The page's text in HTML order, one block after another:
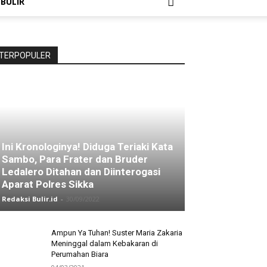
Ini Kronologinya! Diduga Teriaki Kata
Sambo, Para Frater dan Bruder
Ledalero Ditahan dan Diinterogasi
Aparat Polres Sikka
Redaksi Bulir.id -
Ampun Ya Tuhan! Suster Maria Zakaria
Meninggal dalam Kebakaran di
Perumahan Biara